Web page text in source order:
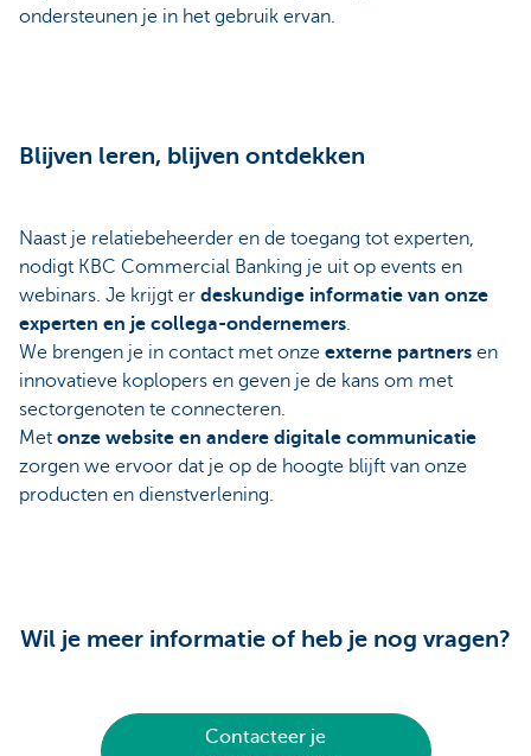
ondersteunen je in het gebruik ervan.
Blijven leren, blijven ontdekken
Naast je relatiebeheerder en de toegang tot experten,
nodigt KBC Commercial Banking je uit op events en
webinars. Je krijgt er deskundige informatie van onze
experten en je collega-ondernemers
We brengen je in contact met onze externe partners en
innovatieve koplopers en geven je de kans om met
sectorgenoten te connecteren.
Met onze website en andere digitale communicatie
zorgen we ervoor dat je op de hoogte blijft van onze
producten en dienstverlening.
Wil je meer informatie of heb je nog vragen?
Contacteer je